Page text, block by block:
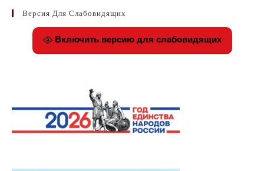
Версия Для Слабовидящих
Включить версию для слабовидящих